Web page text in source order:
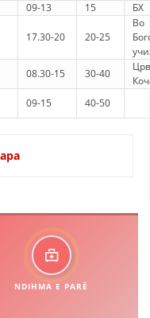
09-13 15 БХ
17.30-20 20-25
Во
08.30-15 30-40
09-15 40-50
NDIHMA E PARË